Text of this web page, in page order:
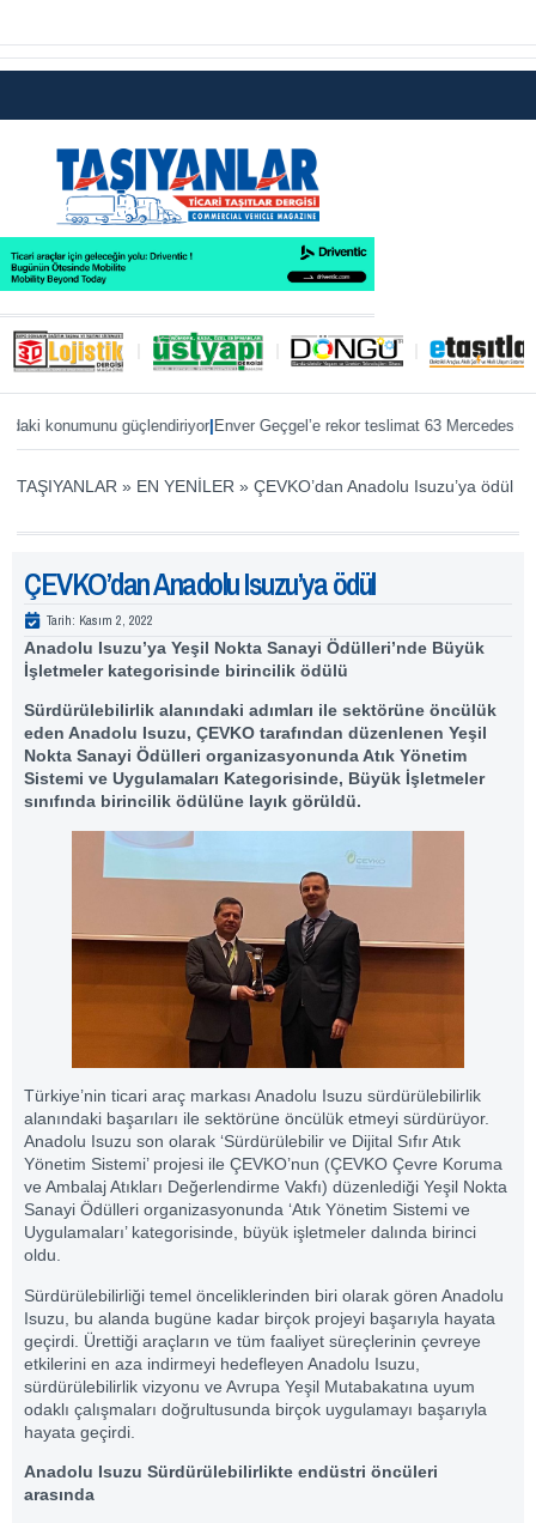
konumunu güçlendiriyor|Enver Geçgel’e rekor teslimat 63 Mercedes otobüs
TAŞIYANLAR » EN YENİLER » ÇEVKO’dan Anadolu Isuzu’ya ödül
ÇEVKO’dan Anadolu Isuzu’ya ödül
Tarih: Kasım 2, 2022
Anadolu Isuzu’ya Yeşil Nokta Sanayi Ödülleri’nde Büyük
İşletmeler kategorisinde birincilik ödülü
Sürdürülebilirlik alanındaki adımları ile sektörüne öncülük
eden Anadolu Isuzu, ÇEVKO tarafından düzenlenen Yeşil
Nokta Sanayi Ödülleri organizasyonunda Atık Yönetim
Sistemi ve Uygulamaları Kategorisinde, Büyük İşletmeler
sınıfında birincilik ödülüne layık görüldü.
Türkiye’nin ticari araç markası Anadolu Isuzu sürdürülebilirlik
alanındaki başarıları ile sektörüne öncülük etmeyi sürdürüyor.
Anadolu Isuzu son olarak ‘Sürdürülebilir ve Dijital Sıfır Atık
Yönetim Sistemi’ projesi ile ÇEVKO’nun (ÇEVKO Çevre Koruma
ve Ambalaj Atıkları Değerlendirme Vakfı) düzenlediği Yeşil Nokta
Sanayi Ödülleri organizasyonunda ‘Atık Yönetim Sistemi ve
Uygulamaları’ kategorisinde, büyük işletmeler dalında birinci
oldu.
Sürdürülebilirliği temel önceliklerinden biri olarak gören Anadolu
Isuzu, bu alanda bugüne kadar birçok projeyi başarıyla hayata
geçirdi. Ürettiği araçların ve tüm faaliyet süreçlerinin çevreye
etkilerini en aza indirmeyi hedefleyen Anadolu Isuzu,
sürdürülebilirlik vizyonu ve Avrupa Yeşil Mutabakatına uyum
odaklı çalışmaları doğrultusunda birçok uygulamayı başarıyla
hayata geçirdi.
Anadolu Isuzu Sürdürülebilirlikte endüstri öncüleri
arasında